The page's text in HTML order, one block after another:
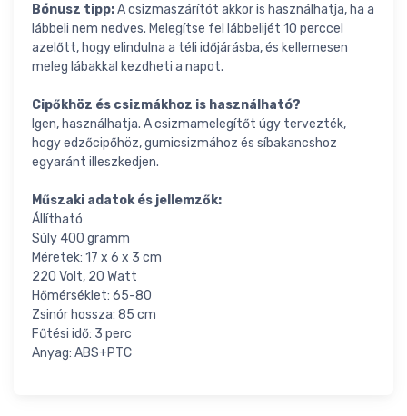
Bónusz tipp:A csizmaszárítót akkor is használhatja, ha a
lábbeli nem nedves. Melegítse fel lábbelijét 10 perccel
azelőtt, hogy elindulna a téli időjárásba, és kellemesen
meleg lábakkal kezdheti a napot.
Cipőkhöz és csizmákhoz is használható?
Igen, használhatja. A csizmamelegítőt úgy tervezték,
hogy edzőcipőhöz, gumicsizmához és síbakancshoz
egyaránt illeszkedjen.
Műszaki adatok és jellemzők:
Állítható
Súly 400 gramm
Méretek: 17 x 6 x 3 cm
220 Volt, 20 Watt
Hőmérséklet: 65-80
Zsinór hossza: 85 cm
Fűtési idő: 3 perc
Anyag: ABS+PTC